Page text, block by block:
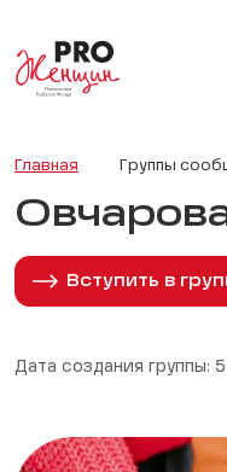
Главная Группы
Вступить в
Дата создания группы: